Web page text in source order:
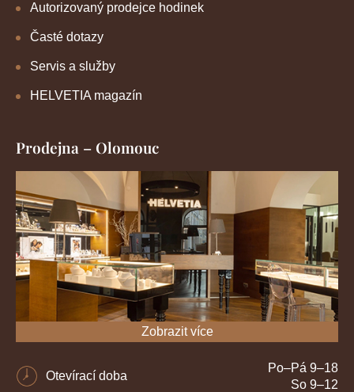
Autorizovaný prodejce hodinek
Časté dotazy
Servis a služby
HELVETIA magazín
Prodejna – Olomouc
Zobrazit více
Otevírací doba
Po–Pá 9–18
So 9–12